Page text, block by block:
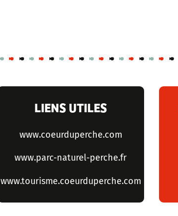
LIENS UTILES
www.coeurduperche.com
www.parc-naturel-perche.fr
www.tourisme.coeurduperche.com